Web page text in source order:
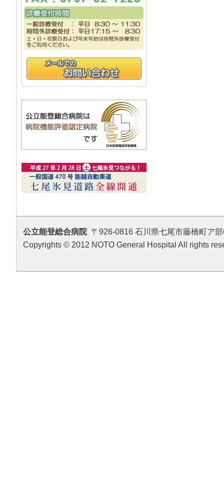
公立能登総合病院〒926-0816 石川県七尾市藤橋町ア
Copyrights © 2012 NOTO General Hospital All rights